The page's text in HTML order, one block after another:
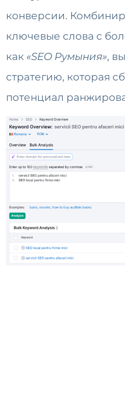
конверсии.
ключевые слова с
как «SEO Румыния»,
стратегию, которая
потенциал